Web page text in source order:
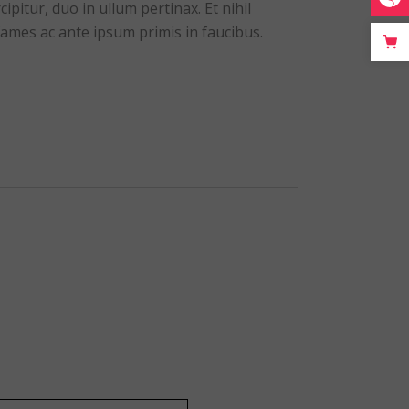
duo in ullum pertinax. Et nihil
ac ante ipsum primis in faucibus.